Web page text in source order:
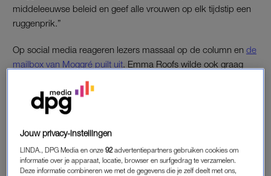
middeleeuwse beleid en geef alle vrouwen op elk tijdstip een
ruggenprik.”
Op social media reageren lezers massaal op de column en de
mailbox van Moggré puilt uit . Emma Roofs wilde ook graag
tijdstip om hierom te vragen. Dan is de wisseling van de
dienst.” Irma Pals: “Bij onze stilgeboren dochter Stella heb ik
Nachts om vijf uur toch de nachtzuster gebeld: ‘Tja, daar kan
ik de anesthesist niet voor laten komen.'”
Jouw privacy-instellingen
LINDA., DPG Media en onze92 advertentiepartners gebruiken cookies om
informatie over je apparaat, locatie, browser en surfgedrag te verzamelen.
Deze informatie combineren we met de gegevens die je zelf deelt met ons,